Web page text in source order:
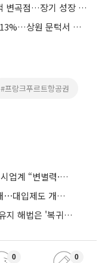
한국투자證 “티웨이항공, 3분기 실적 변곡점…장기 성장 전망”
美 클래리티 법안 연내 통과 가능성 13%…상원 문턱서 제동
#프랑크푸르트항공권
수능 절대평가·서논술형 공론화⋯입시업계 “변별력·사교육 대책 먼저”
국교위, 국가교육발전계획 10월 공개⋯대입제도 개편 공론화 추진
"육아휴직만으론 한계"⋯여성 경력유지 해법은 '복귀 후 유연근무’
0 0